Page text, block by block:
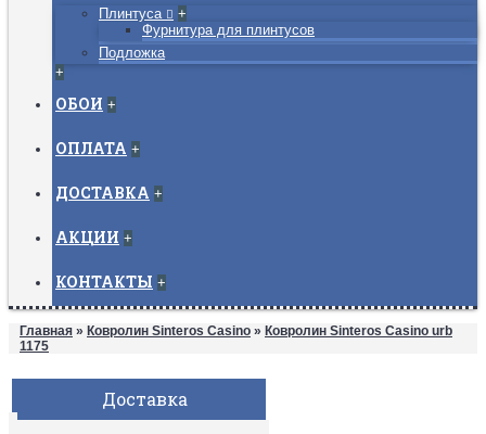
Плинтуса
+
Фурнитура для плинтусов
Подложка
+
ОБОИ +
ОПЛАТА +
ДОСТАВКА +
АКЦИИ +
КОНТАКТЫ +
Главная » Ковролин Sinteros Casino » Ковролин Sinteros Casino urb
1175
Доставка